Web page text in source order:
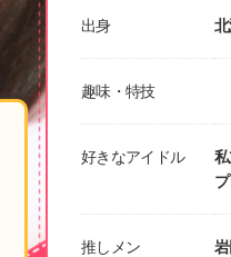
出身
趣味・特技
好きなアイドル
推しメン